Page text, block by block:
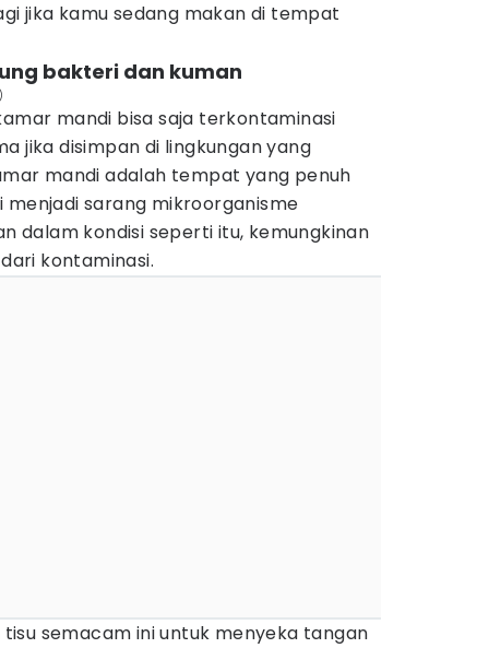
jika kamu sedang makan di tempat
bakteri dan kuman
mandi bisa saja terkontaminasi
jika disimpan di lingkungan yang
mandi adalah tempat yang penuh
sarang mikroorganisme
dalam kondisi seperti itu, kemungkinan
kontaminasi.
semacam ini untuk menyeka tangan